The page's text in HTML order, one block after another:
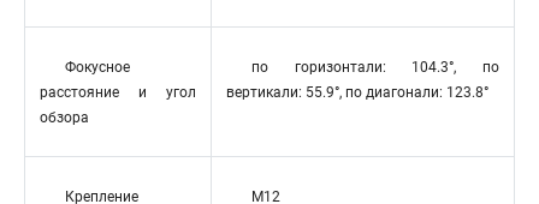
Фокусное
расстояние и угол
обзора
по горизонтали: 104.3°, по
вертикали: 55.9°, по диагонали: 123.8°
Крепление
M12